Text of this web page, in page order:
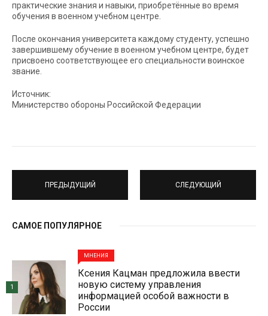
практические знания и навыки, приобретённые во время
обучения в военном учебном центре.
После окончания университета каждому студенту, успешно
завершившему обучение в военном учебном центре, будет
присвоено соответствующее его специальности воинское
звание.
Источник:
Министерство обороны Российской Федерации
ПРЕДЫДУЩИЙ СЛЕДУЮЩИЙ
САМОЕ ПОПУЛЯРНОЕ
МНЕНИЯ
Ксения Кацман предложила ввести
новую систему управления
информацией особой важности в
России
1